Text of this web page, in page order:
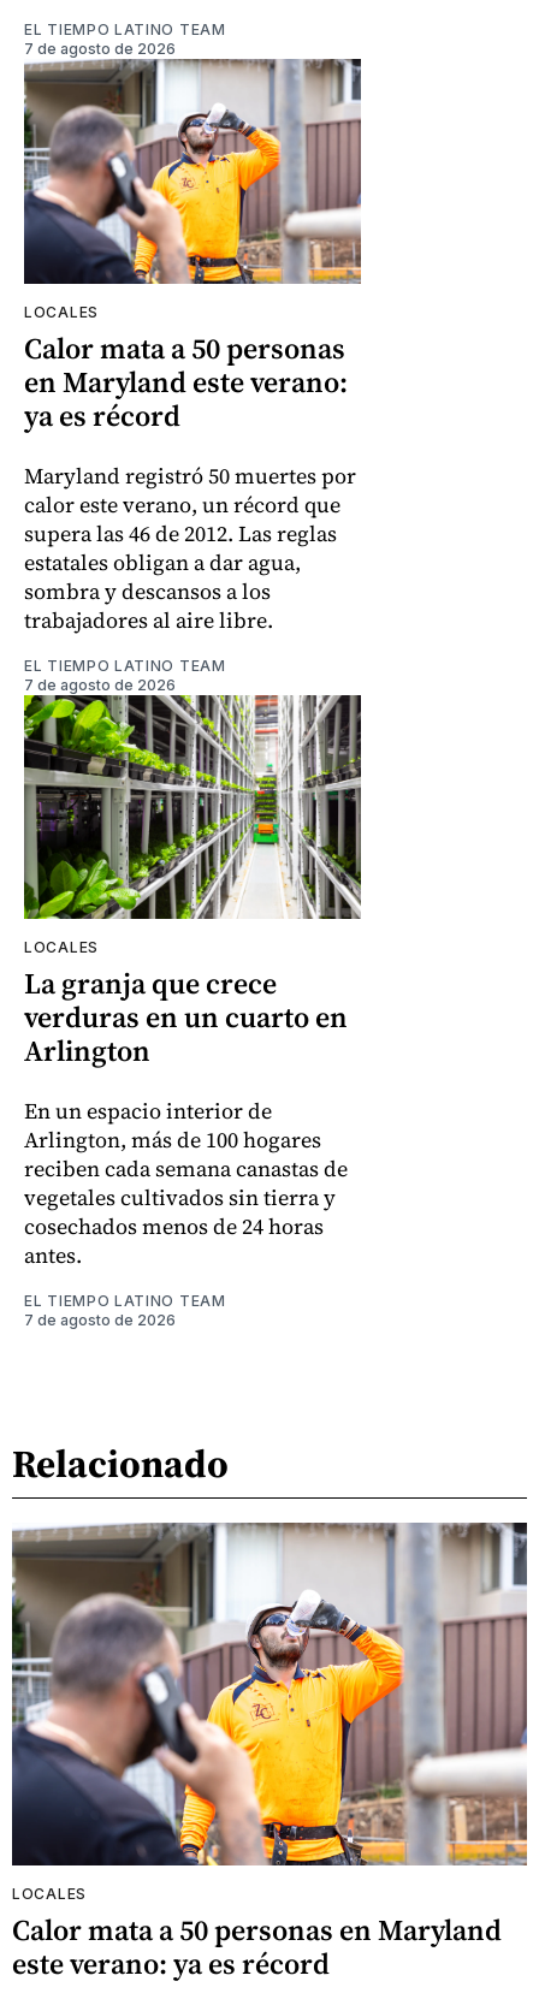
EL TIEMPO LATINO TEAM
7 de agosto de 2026
LOCALES
Calor mata a 50 personas
en Maryland este verano:
ya es récord
Maryland registró 50 muertes por
calor este verano, un récord que
supera las 46 de 2012. Las reglas
estatales obligan a dar agua,
sombra y descansos a los
trabajadores al aire libre.
EL TIEMPO LATINO TEAM
7 de agosto de 2026
LOCALES
La granja que crece
verduras en un cuarto en
Arlington
En un espacio interior de
Arlington, más de 100 hogares
reciben cada semana canastas de
vegetales cultivados sin tierra y
cosechados menos de 24 horas
antes.
EL TIEMPO LATINO TEAM
7 de agosto de 2026
Relacionado
LOCALES
Calor mata a 50 personas en Maryland
este verano: ya es récord